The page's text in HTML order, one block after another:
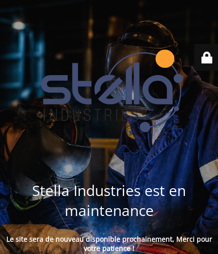
Stella Industries est en
maintenance
Le site sera de nouveau disponible prochainement, Merci pour
votre patience !